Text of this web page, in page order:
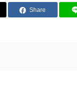
Share